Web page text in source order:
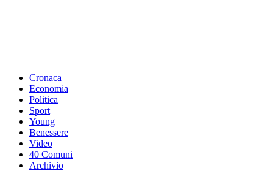
Cronaca
Economia
Politica
Sport
Young
Benessere
Video
40 Comuni
Archivio